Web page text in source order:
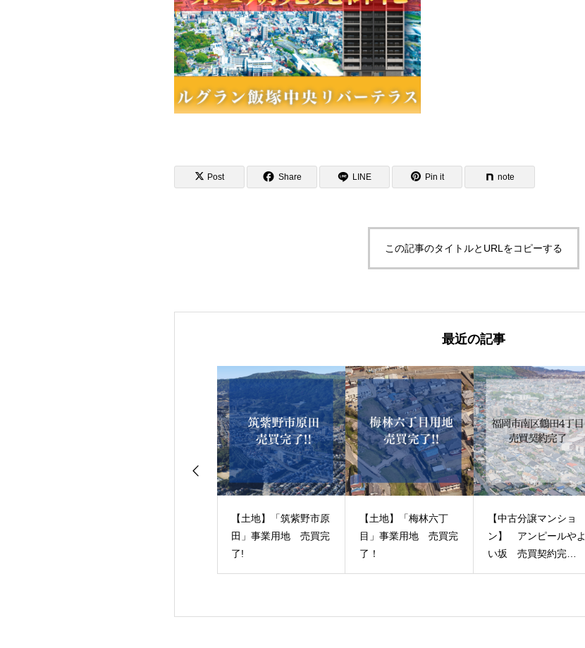
Post Share LINE Pin it note
この記事のタイトルとURLをコピーする
最近の記事
【土地】「筑紫野市原
田」事業用地 売買完
了!
【土地】「梅林六丁
目」事業用地 売買完
了！
【中古分譲マンショ
ン】 アンピールやよ
い坂 売買契約完
了！